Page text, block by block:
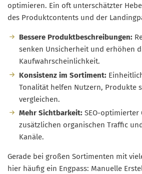
optimieren. Ein oft unterschätzter
des Produktcontents und der
Bessere Produktbeschreibungen:
senken Unsicherheit und erhöhen
Kaufwahrscheinlichkeit.
Konsistenz im Sortiment:
Tonalität helfen Nutzern, Produkte
vergleichen.
Mehr Sichtbarkeit: SEO-
zusätzlichen organischen Traffic
Kanäle.
Gerade bei großen Sortimenten mit
hier häufig ein Engpass: Manuelle